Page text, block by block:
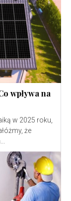
wpływa na
w 2025 roku,
że